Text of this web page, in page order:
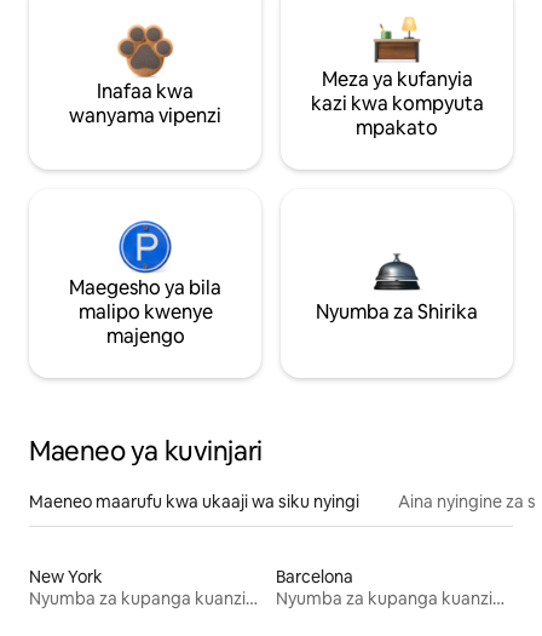
Inafaa kwa
wanyama vipenzi
Meza ya kufanyia
kazi kwa kompyuta
mpakato
Maegesho ya bila
malipo kwenye
majengo
Nyumba za Shirika
Maeneo ya kuvinjari
Maeneo maarufu kwa ukaaji wa siku nyingi Aina nyingine za
New York
Nyumba za kupanga kuanzia mwezi mmoja
Barcelona
Nyumba za kupanga kuanzia mwezi mmoja